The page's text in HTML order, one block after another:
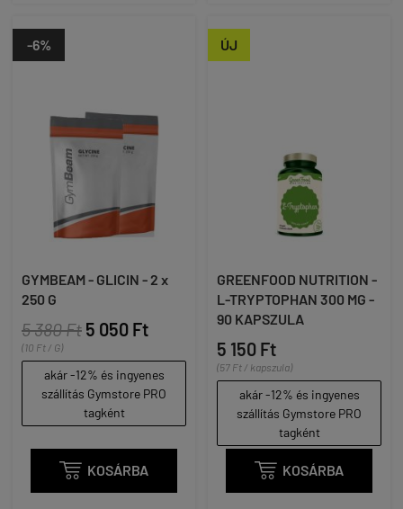
-6%
GYMBEAM - GLICIN - 2 x
250 G
5 380 Ft 5 050 Ft
(10 Ft / G)
akár -12% és ingyenes
szállítás Gymstore PRO
tagként
 KOSÁRBA
ÚJ
GREENFOOD NUTRITION -
L-TRYPTOPHAN 300 MG -
90 KAPSZULA
5 150 Ft
(57 Ft / kapszula)
akár -12% és ingyenes
szállítás Gymstore PRO
tagként
 KOSÁRBA